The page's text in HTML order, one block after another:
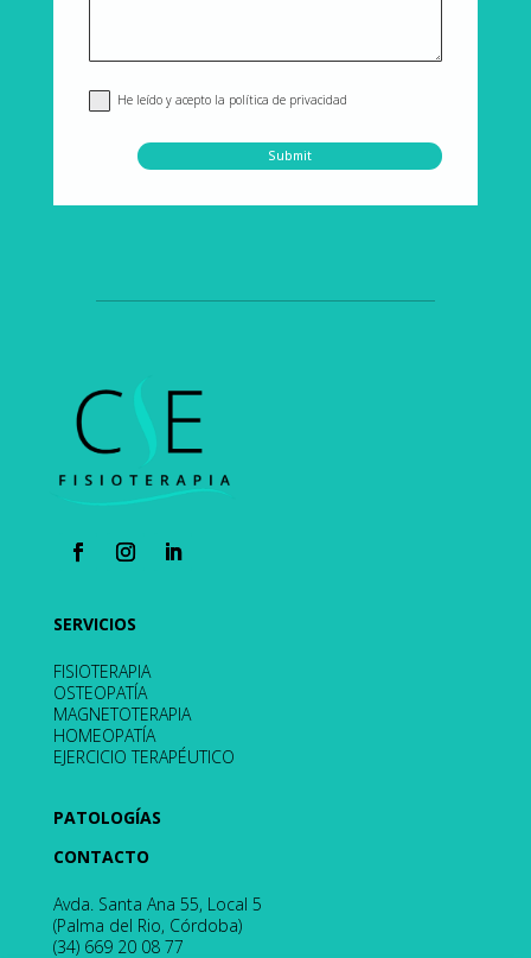
He leído y acepto la política de privacidad
Submit
SERVICIOS
FISIOTERAPIA
OSTEOPATÍA
MAGNETOTERAPIA
HOMEOPATÍA
EJERCICIO TERAPÉUTICO
PATOLOGÍAS
CONTACTO
Avda. Santa Ana 55, Local 5
(Palma del Rio, Córdoba)
(34) 669 20 08 77